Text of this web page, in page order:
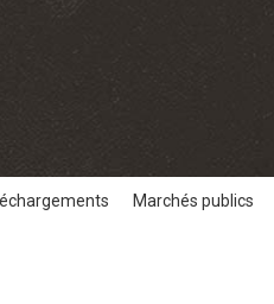
Marchés publics